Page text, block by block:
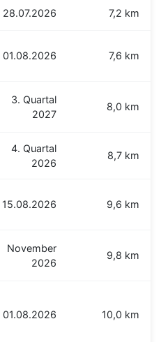
28.07.2026 7,2 km
01.08.2026 7,6 km
3. Quartal
2027
8,0 km
4. Quartal
2026
8,7 km
15.08.2026 9,6 km
November
2026
9,8 km
01.08.2026 10,0 km